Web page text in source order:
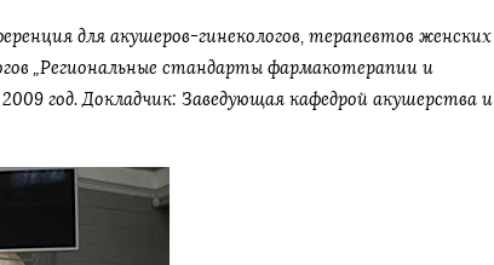
для акушеров-гинекологов, терапевтов женских
„Региональные стандарты фармакотерапии и
год. Докладчик: Заведующая кафедрой акушерства и